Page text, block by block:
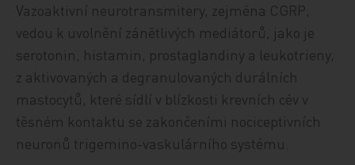
Vazoaktivní neurotransmitery, zejména CGRP,
vedou k uvolnění zánětlivých mediátorů, jako je
serotonin, histamin, prostaglandiny a leukotrieny,
z aktivovaných a degranulovaných durálních
mastocytů, které sídlí v blízkosti krevních cév v
těsném kontaktu se zakončeními nociceptivních
neuronů trigemino-vaskulárního systému.